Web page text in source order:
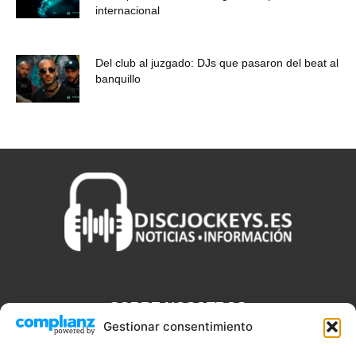
Gestionar consentimiento
internacional
Del club al juzgado: DJs que pasaron del beat al
banquillo
SOBRE NOSOTROS